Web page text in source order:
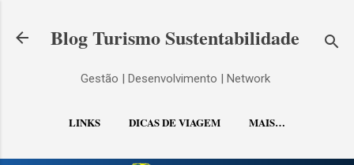
Blog Turismo Sustentabilidade
Gestão | Desenvolvimento | Network
LINKS DICAS DE VIAGEM MAIS…
CONTATO